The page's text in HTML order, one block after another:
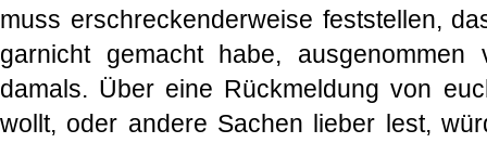
muss erschreckenderweise feststellen,
garnicht gemacht habe, ausgenommen
damals. Über eine Rückmeldung von
wollt, oder andere Sachen lieber lest,